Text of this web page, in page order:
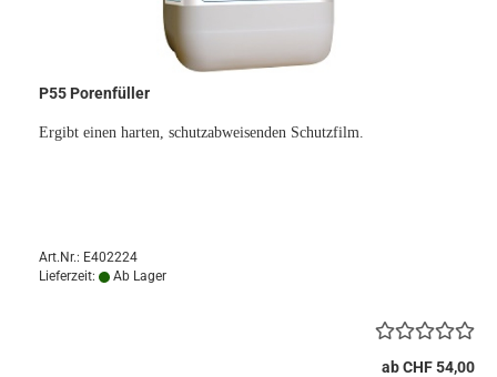
P55 Porenfüller
Ergibt einen harten, schutzabweisenden Schutzfilm.
Art.Nr.: E402224
Lieferzeit:
Ab Lager
ab CHF 54,00